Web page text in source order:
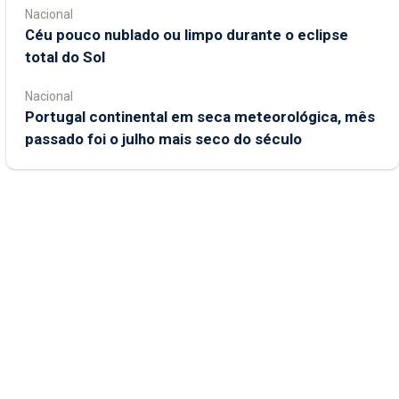
Nacional
Céu pouco nublado ou limpo durante o eclipse
total do Sol
Nacional
Portugal continental em seca meteorológica, mês
passado foi o julho mais seco do século